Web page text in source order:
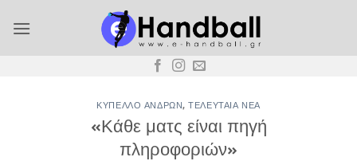
στο
ΚΎΠΕΛΛΟ ΑΝΔΡΏΝ,ΤΕΛΕΥΤΑΊΑ ΝΈΑ
«Κάθε ματς είναι πηγή
πληροφοριών»